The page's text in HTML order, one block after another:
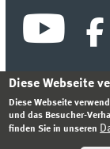
INDEX SITEMAP
Diese Webseite
Diese Webseite
und das Besucher-
finden Sie in unseren